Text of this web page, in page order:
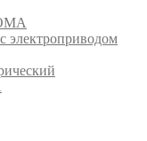
электроприводом